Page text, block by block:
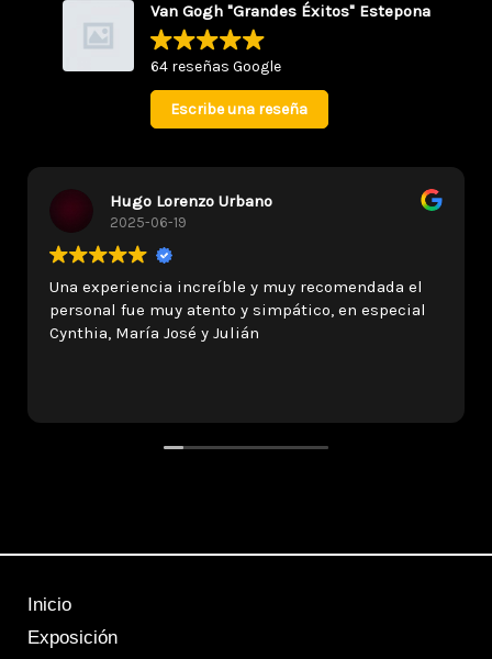
Van Gogh "Grandes Éxitos" Estepona
64 reseñas Google
Escribe una reseña
Alexis Molina
2025-06-18
Merci pour cette belle expérience !! Je
recommande fortement ! Et un grand merci à
Andrea.H Andrea.V et M.José pour leur accueil
Inicio
Exposición